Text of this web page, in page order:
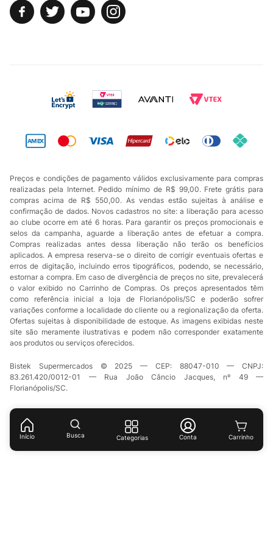
Início Busca Categorias Conta
Preços e condições de pagamento válidos exclusivamente para compras
realizadas pela Internet. Pedido mínimo de R$ 99,00. Frete grátis para
compras acima de R$ 550,00. As vendas estão sujeitas à análise e
confirmação de dados. Novos cadastros no site: a liberação para acesso
ao clube ocorre em até 6 horas. Para garantir os preços promocionais e
selos da campanha, aguarde a liberação antes de efetuar a compra.
Compras realizadas antes dessa liberação não terão os benefícios
aplicados. A empresa reserva-se o direito de corrigir eventuais ofertas e
erros de digitação, incluindo erros tipográficos, podendo, se necessário,
estornar a compra. Em caso de divergência de preços no site, prevalecerá
o valor exibido no Carrinho de Compras. Os preços apresentados têm
como referência inicial a loja de Florianópolis/SC e poderão sofrer
variações conforme a localidade do cliente ou a regionalização da oferta.
Ofertas sujeitas à disponibilidade de estoque. As imagens exibidas neste
site são meramente ilustrativas e podem não corresponder exatamente
aos produtos ou serviços oferecidos.
Bistek Supermercados © 2025 — CEP: 88047-010 — CNPJ:
83.261.420/0012-01 — Rua João Câncio Jacques, nº 49 —
Florianópolis/SC.